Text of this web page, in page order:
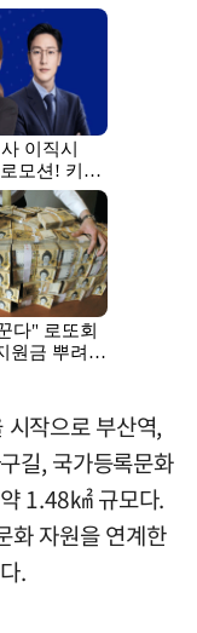
시작으로 부산역,
길, 국가등록문화
1.48㎢ 규모다.
화 자원을 연계한
.